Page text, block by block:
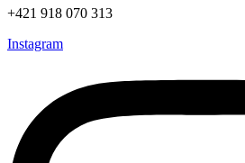
+421 918 070 313
Instagram